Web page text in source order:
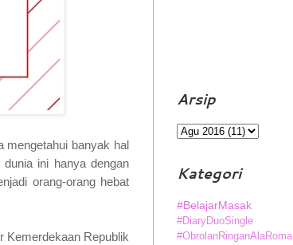
mengetahui banyak hal
ini hanya dengan
orang-orang hebat
Kemerdekaan Republik
Arsip
Kategori
#BelajarMasak
#DiaryDuoSingle
#ObrolanRinganAlaRoma